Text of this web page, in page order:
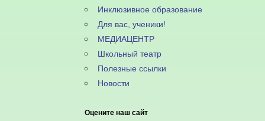
Инклюзивное образование
Для вас, ученики!
МЕДИАЦЕНТР
Школьный театр
Полезные ссылки
Новости
Оцените наш сайт